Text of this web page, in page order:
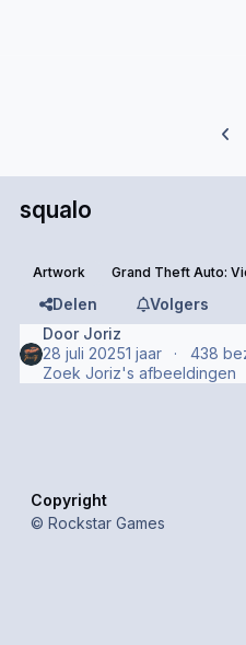
squalo
Artwork Grand Theft Auto:
Delen
Volgers
Door Joriz
28 juli 20251 jaar
438
Zoek Joriz's afbeeldingen
Copyright
© Rockstar Games